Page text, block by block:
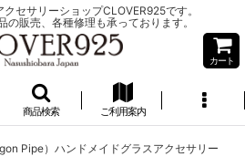
セサリーショップCLOVER925です。
の販売、各種修理も承っております。
カート
商品検索 ご利用案内
Pipe）ハンドメイドグラスアクセサリー